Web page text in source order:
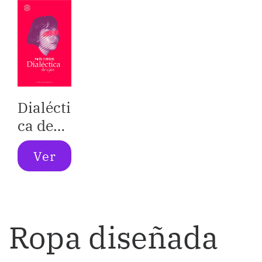
transfo
rme
(Crónic
a de
unas
muerte
s
anunci
Dialécti
ca de
ojos
Ver
Ropa diseñada